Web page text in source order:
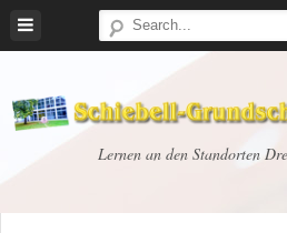
Skip
Schiebell-
Drebkau
Lernen an den Standorten